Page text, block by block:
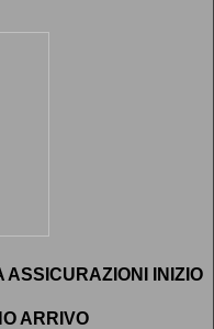
ASSICURAZIONI INIZIO
ARRIVO